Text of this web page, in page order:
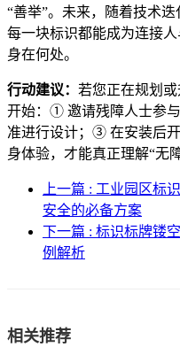
“善举”。未来，随着技术
每一块标识都能成为连接
身在何处。
行动建议： 若您正在规划
开始：① 邀请残障人士参
准进行设计；③ 在安装后
身体验，才能真正理解“无
上一篇 : 工业园区标
安全的必备方案
下一篇 : 标识标牌镂
例解析
相关推荐